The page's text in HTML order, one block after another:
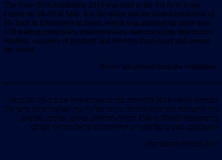
The New-Tech Exhibition 2019 was held at the Tel Aviv Expo
Center on 28-29 of May. It is the major and the largest exhibition of
Hi-Tech & Electronics in Israel, which was attended by more than
150 leading companies, representatives, manufacturers, distributors,
retailers, suppliers of products and services from Israel and around
the world.
Below are photos from the exhibition.
תערוכת ניו-טק 2019 התקיימה במרכז אקספו בתל אביב ב-28-29 במאי.
זוהי התערוכה המרכזית והגדולה ביותר של היי-טק ואלקטרוניקה בישראל,
בהשתתפות למעלה מ -150 חברות מובילות, נציגים, יצרנים, מפיצים,
קמעונאים, ספקים של מוצרים ושירותים מישראל ומרחבי העולם
.להלן תמונות מהתערוכה